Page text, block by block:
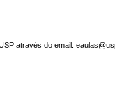
através do email: